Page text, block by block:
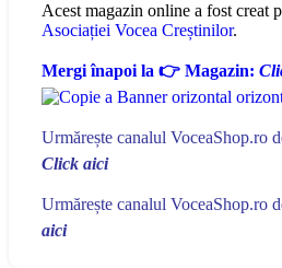
Acest magazin online a fost creat
Asociației Vocea Creștinilor.
Mergi înapoi la 👉 Magazin:
Urmărește canalul VoceaShop.ro
Click aici
Urmărește canalul VoceaShop.ro
aici